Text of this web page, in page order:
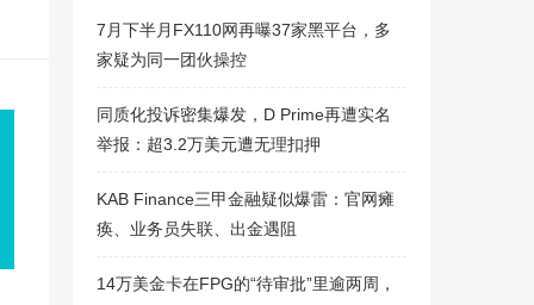
7月下半月FX110网再曝37家黑平台，多
家疑为同一团伙操控
同质化投诉密集爆发，D Prime再遭实名
举报：超3.2万美元遭无理扣押
KAB Finance三甲金融疑似爆雷：官网瘫
痪、业务员失联、出金遇阻
14万美金卡在FPG的“待审批”里逾两周，